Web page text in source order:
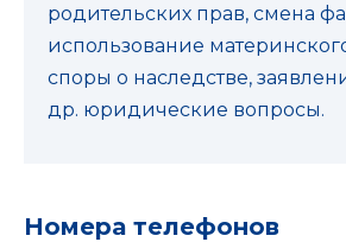
родительских прав, смена
использование
споры о наследстве,
др. юридические вопросы.
Номера телефонов